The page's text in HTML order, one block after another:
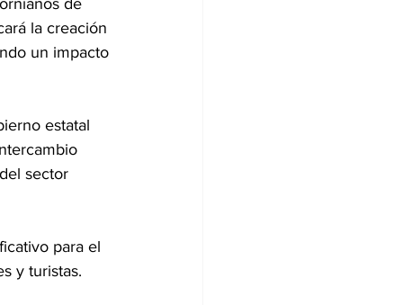
de
la creación
un impacto
estatal
sector
para el
y turistas.